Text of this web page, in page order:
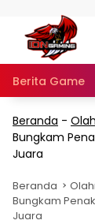
Berita Game
Beranda -
Bungkam
Juara
Beranda
Bungkam
Juara